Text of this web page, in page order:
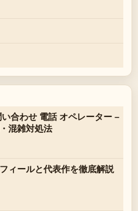
合わせ 電話 オペレーター –
混雑対処法
ィールと代表作を徹底解説